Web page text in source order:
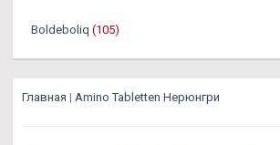
Boldeboliq (105)
Главная | Amino Tabletten Нерюнгри